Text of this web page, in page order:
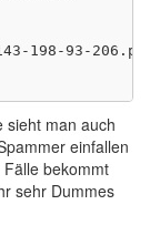
93-
sieht man auch
einfallen
bekommt
sehr Dummes